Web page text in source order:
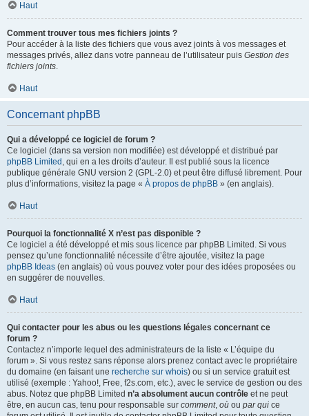
Haut
Comment trouver tous mes fichiers joints ?
Pour accéder à la liste des fichiers que vous avez joints à vos messages et
messages privés, allez dans votre panneau de l’utilisateur puis Gestion des
fichiers joints.
Haut
Concernant phpBB
Qui a développé ce logiciel de forum ?
Ce logiciel (dans sa version non modifiée) est développé et distribué par
phpBB Limited , qui en a les droits d’auteur. Il est publié sous la licence
publique générale GNU version 2 (GPL-2.0) et peut être diffusé librement. Pour
plus d’informations, visitez la page « À propos de phpBB » (en anglais).
Haut
Pourquoi la fonctionnalité X n’est pas disponible ?
Ce logiciel a été développé et mis sous licence par phpBB Limited. Si vous
pensez qu’une fonctionnalité nécessite d’être ajoutée, visitez la page
phpBB Ideas (en anglais) où vous pouvez voter pour des idées proposées ou
en suggérer de nouvelles.
Haut
Qui contacter pour les abus ou les questions légales concernant ce
forum ?
Contactez n’importe lequel des administrateurs de la liste « L’équipe du
forum ». Si vous restez sans réponse alors prenez contact avec le propriétaire
du domaine (en faisant une recherche sur whois) ou si un service gratuit est
utilisé (exemple : Yahoo!, Free, f2s.com, etc.), avec le service de gestion ou des
abus. Notez que phpBB Limited n’a absolument aucun contrôle et ne peut
être, en aucun cas, tenu pour responsable sur comment, où ou par qui ce